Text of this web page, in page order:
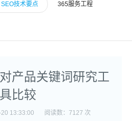
SEO技术要点 365服务工程
产品关键词研究工
具比较
13:33:00 阅读数：7127 次